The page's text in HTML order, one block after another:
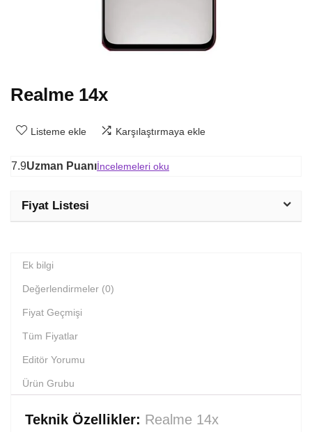
Realme 14x
Listeme ekle Karşılaştırmaya ekle
7.9Uzman Puanıİncelemeleri oku
Fiyat Listesi
Ek bilgi
Değerlendirmeler (0)
Fiyat Geçmişi
Tüm Fiyatlar
Editör Yorumu
Ürün Grubu
Teknik Özellikler: Realme 14x